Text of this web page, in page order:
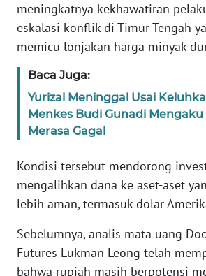
meningkatnya kekhawatiran
eskalasi konflik di Timur Tengah
memicu lonjakan harga minyak
Baca Juga:
Yurizal Meninggal Usai
Menkes Budi Gunadi
Merasa Gagal
Kondisi tersebut mendorong
mengalihkan dana ke aset-aset
lebih aman, termasuk dolar
Sebelumnya, analis mata uang
Futures Lukman Leong telah
bahwa rupiah masih berpotensi
Wahana
News
Regional
WN
JAKARTA
JABAR
WN
BANTEN